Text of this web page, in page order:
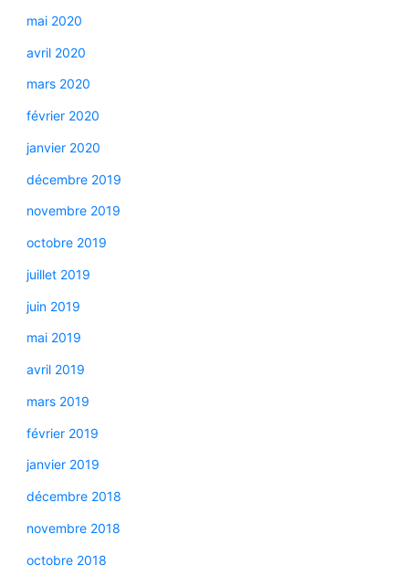
mai 2020
avril 2020
mars 2020
février 2020
janvier 2020
décembre 2019
novembre 2019
octobre 2019
juillet 2019
juin 2019
mai 2019
avril 2019
mars 2019
février 2019
janvier 2019
décembre 2018
novembre 2018
octobre 2018